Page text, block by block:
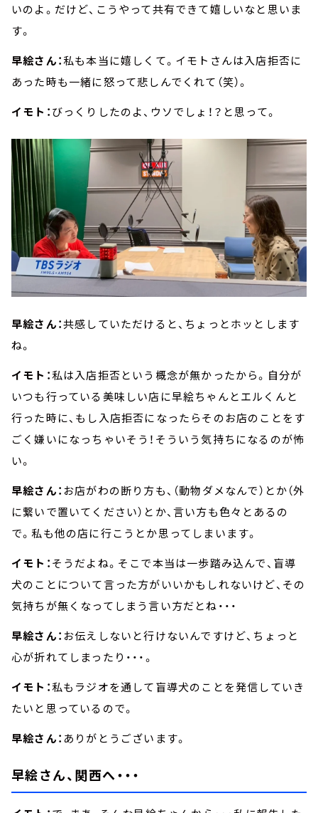
いのよ。だけど、こうやって共有できて嬉しいなと思いま
す。
早絵さん：私も本当に嬉しくて。イモトさんは入店拒否に
あった時も一緒に怒って悲しんでくれて（笑）。
イモト：びっくりしたのよ、ウソでしょ！？と思って。
早絵さん：共感していただけると、ちょっとホッとします
ね。
イモト：私は入店拒否という概念が無かったから。自分が
いつも行っている美味しい店に早絵ちゃんとエルくんと
行った時に、もし入店拒否になったらそのお店のことをす
ごく嫌いになっちゃいそう！そういう気持ちになるのが怖
い。
早絵さん： お店がわの断り方も、（動物ダメなんで）とか（外
に繋いで置いてください）とか、言い方も色々とあるの
で。私も他の店に行こうとか思ってしまいます。
イモト：そうだよね。そこで本当は一歩踏み込んで、盲導
犬のことについて言った方がいいかもしれないけど、その
気持ちが無くなってしまう言い方だとね・・・
早絵さん： お伝えしないと行けないんですけど、ちょっと
心が折れてしまったり・・・。
イモト：私もラジオを通して盲導犬のことを発信していき
たいと思っているので。
早絵さん： ありがとうございます。
早絵さん、関西へ・・・